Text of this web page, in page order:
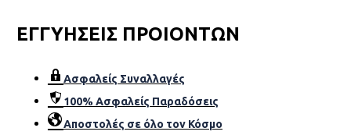
ΕΓΓΥΗΣΕΙΣ ΠΡΟΙΟΝΤΩΝ
Ασφαλείς Συναλλαγές
100% Ασφαλείς Παραδόσεις
Αποστολές σε όλο τον Κόσµο